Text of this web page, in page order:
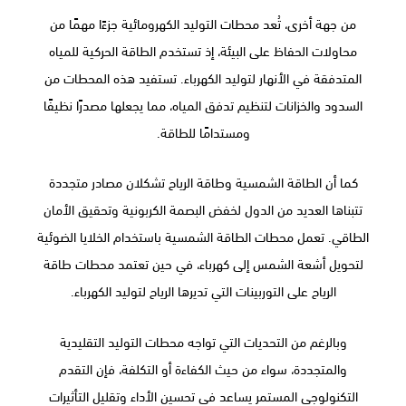
من جهة أخرى، تُعد محطات التوليد الكهرومائية جزءًا مهمًا من
محاولات الحفاظ على البيئة، إذ تستخدم الطاقة الحركية للمياه
المتدفقة في الأنهار لتوليد الكهرباء. تستفيد هذه المحطات من
السدود والخزانات لتنظيم تدفق المياه، مما يجعلها مصدرًا نظيفًا
ومستدامًا للطاقة.
كما أن الطاقة الشمسية وطاقة الرياح تشكلان مصادر متجددة
تتبناها العديد من الدول لخفض البصمة الكربونية وتحقيق الأمان
الطاقي. تعمل محطات الطاقة الشمسية باستخدام الخلايا الضوئية
لتحويل أشعة الشمس إلى كهرباء، في حين تعتمد محطات طاقة
الرياح على التوربينات التي تديرها الرياح لتوليد الكهرباء.
وبالرغم من التحديات التي تواجه محطات التوليد التقليدية
والمتجددة، سواء من حيث الكفاءة أو التكلفة، فإن التقدم
التكنولوجي المستمر يساعد في تحسين الأداء وتقليل التأثيرات